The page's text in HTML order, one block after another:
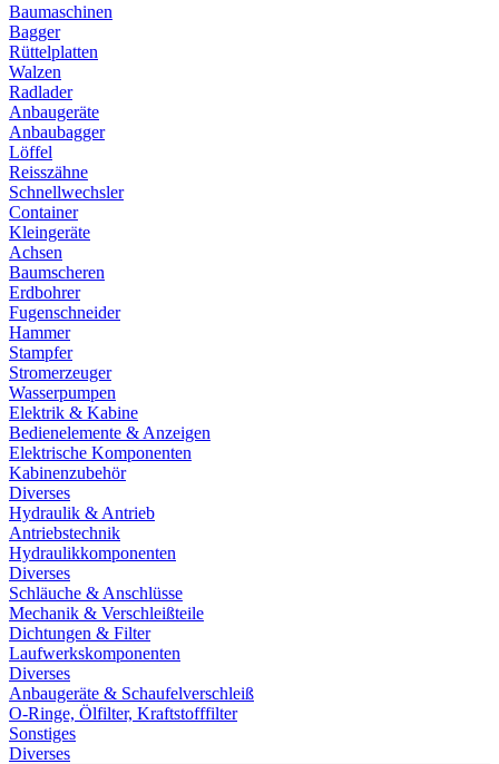
Baumaschinen
Bagger
Rüttelplatten
Walzen
Radlader
Anbaugeräte
Anbaubagger
Löffel
Reisszähne
Schnellwechsler
Container
Kleingeräte
Achsen
Baumscheren
Erdbohrer
Fugenschneider
Hammer
Stampfer
Stromerzeuger
Wasserpumpen
Elektrik & Kabine
Bedienelemente & Anzeigen
Elektrische Komponenten
Kabinenzubehör
Diverses
Hydraulik & Antrieb
Antriebstechnik
Hydraulikkomponenten
Diverses
Schläuche & Anschlüsse
Mechanik & Verschleißteile
Dichtungen & Filter
Laufwerkskomponenten
Diverses
Anbaugeräte & Schaufelverschleiß
O-Ringe, Ölfilter, Kraftstofffilter
Sonstiges
Diverses